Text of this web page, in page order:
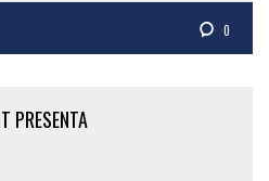
0
PRESENTA